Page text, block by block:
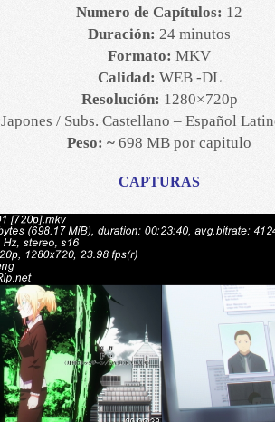
Numero de Capítulos: 12
Duración: 24 minutos
Formato: MKV
Calidad: WEB -DL
Resolución: 1280×720p
Japones / Subs. Castellano – Español
Peso: ~ 698 MB por capitulo
CAPTURAS